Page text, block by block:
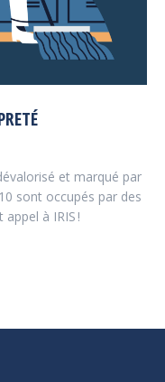
et marqué par
sont occupés par des
à IRIS !